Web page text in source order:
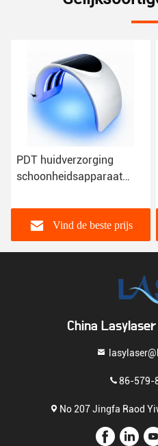
PDT huidverzorging
schoonheidsapparaat
huidverjonging acne
removerVind de beste prijs
China
86-579-
No 207 Jingfa Raod